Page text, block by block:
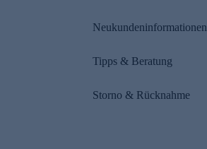
Neukundeninformationen
Tipps & Beratung
Storno & Rücknahme